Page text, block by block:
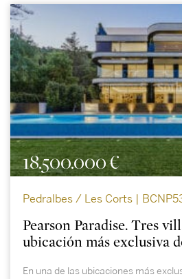
18.500.000 €
Pedralbes / Les Corts |
Pearson Paradise. Tres
ubicación más exclusiva
En una de las ubicaciones más